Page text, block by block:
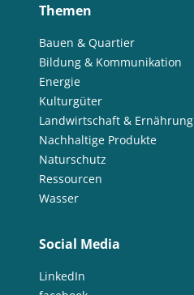
Themen
Bauen & Quartier
Bildung & Kommunikation
Energie
Kulturgüter
Landwirtschaft & Ernährung
Nachhaltige Produkte
Naturschutz
Ressourcen
Wasser
Social Media
LinkedIn